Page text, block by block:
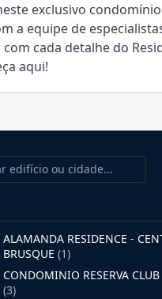
exclusivo
a equipe de
cada detalhe do
aqui!
ALAMANDA RESIDENCE -
BRUSQUE (1)
CONDOMINIO RESERVA
(3)